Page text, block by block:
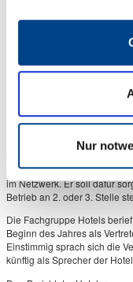
Nur
seine Mitglieder auf, den
Courtyard by Marriott am
Über die intensiven
Nachwuchswerbung
Ausbildung. Dafür betreibt
dem hannoverAusbildung
Gastgewerbe an der
veranstaltet für das
Einführung einer Klasse
der BBS 2. Geschäftsführer
über die Einrichtung eines
im Netzwerk. Er soll dafür
Betrieb an 2. oder 3. Stelle
Die Fachgruppe Hotels
Beginn des Jahres als
Einstimmig sprach sich die
künftig als Sprecher der